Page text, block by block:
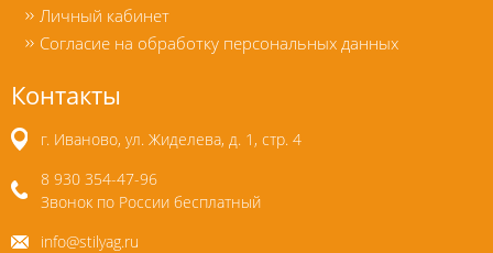
Личный кабинет
Согласие на обработку персональных данных
Контакты
г. Иваново, ул. Жиделева, д. 1, стр. 4
8 930 354-47-96
Звонок по России бесплатный
info@stilyag.ru